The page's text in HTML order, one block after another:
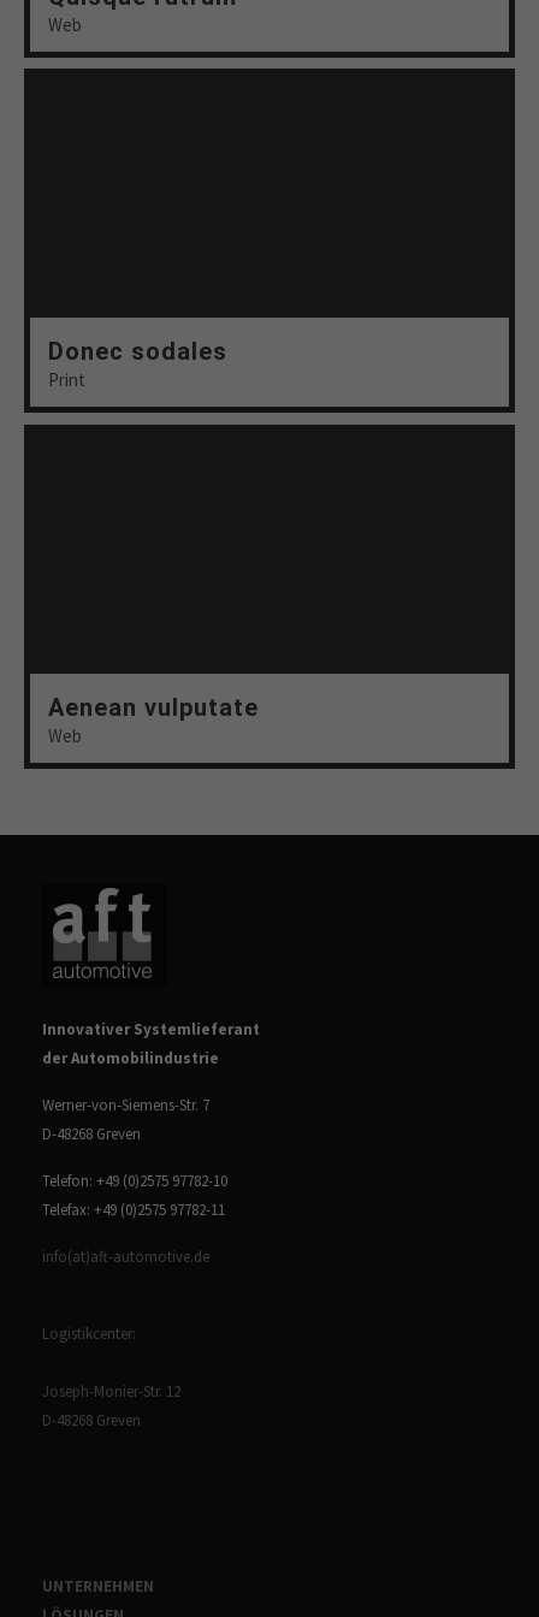
Web
Donec sodales
Print
Aenean vulputate
Web
Innovativer Systemlieferant
der Automobilindustrie
Werner-von-Siemens-Str. 7
D-48268 Greven
Telefon: +49 (0)2575 97782-10
Telefax: +49 (0)2575 97782-11
info(at)aft-automotive.de
Logistikcenter:
Joseph-Monier-Str. 12
D-48268 Greven
UNTERNEHMEN